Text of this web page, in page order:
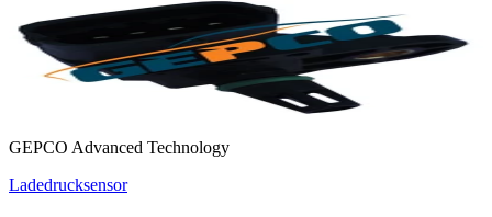
GEPCO Advanced Technology
Ladedrucksensor